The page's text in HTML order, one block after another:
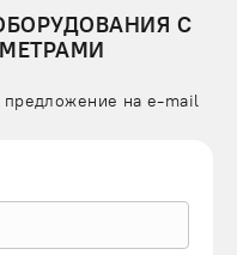
С
на e-mail